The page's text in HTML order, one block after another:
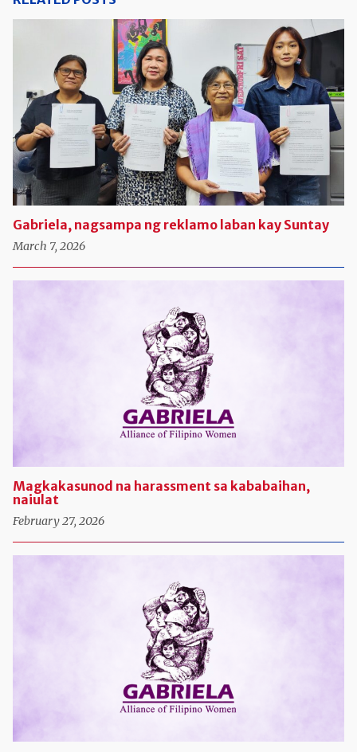
Gabriela, nagsampa ng reklamo laban kay Suntay
March 7, 2026
Magkakasunod na harassment sa kababaihan,
naiulat
February 27, 2026